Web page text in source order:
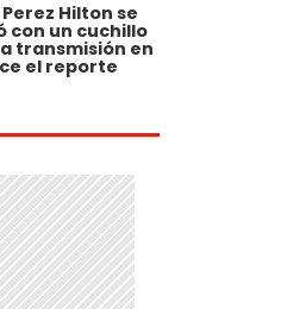
Hilton se
con un cuchillo
transmisión en
el reporte